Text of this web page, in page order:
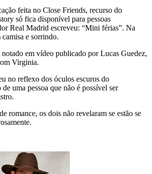
feita no Close Friends, recurso do
só fica disponível para pessoas
Real Madrid escreveu: “Mini férias”. Na
camisa e sorrindo.
em vídeo publicado por Lucas Guedez,
Virginia.
no reflexo dos óculos escuros do
uma pessoa que não é possível ser
romance, os dois não revelaram se estão se